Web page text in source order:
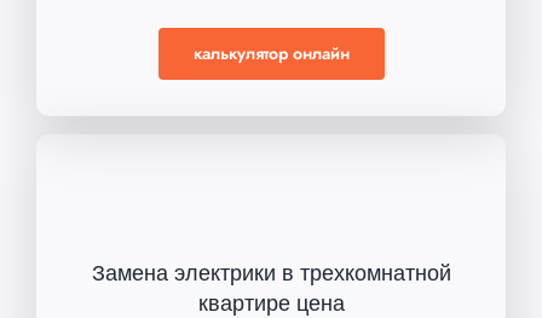
калькулятор онлайн
Замена электрики в трехкомнатной
квартире цена